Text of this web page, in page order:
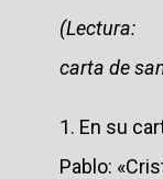
(Lectura:
carta de
1. En su
Pablo: